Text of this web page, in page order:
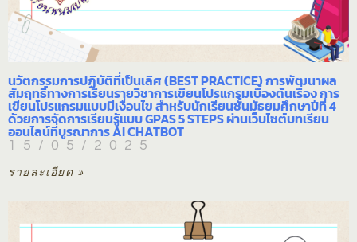
นวัตกรรมการปฏิบัติที่เป็นเลิศ (BEST PRACTICE) การพัฒนาผล
สัมฤทธิ์ทางการเรียนรายวิชาการเขียนโปรแกรมเบื้องต้นเรื่อง การ
เขียนโปรแกรมแบบมีเงื่อนไข สำหรับนักเรียนชั้นมัธยมศึกษาปีที่ 4
ด้วยการจัดการเรียนรู้แบบ GPAS 5 STEPS ผ่านเว็บไซต์บทเรียน
ออนไลน์ที่บูรณาการ AI CHATBOT
15/05/2025
รายละเอียด »